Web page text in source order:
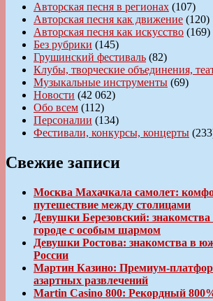
Авторская песня в регионах (107)
Авторская песня как движение (120)
Авторская песня как искусство (169)
Без рубрики (145)
Грушинский фестиваль (82)
Клубы, творческие объединения,
Музыкальные инструменты (69)
Новости (42 062)
Обо всем (112)
Персоналии (134)
Фестивали, конкурсы, концерты
Свежие записи
Москва Махачкала самолет:
путешествие между столицами
Девушки Березовский:
городе с особым шармом
Девушки Ростова: знакомства в
России
Мартин Казино: Премиум-
азартных развлечений
Martin Casino 800: Рекордный